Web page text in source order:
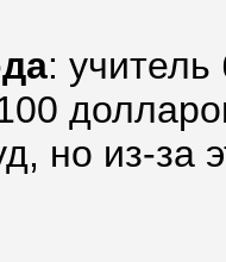
:
но из-за